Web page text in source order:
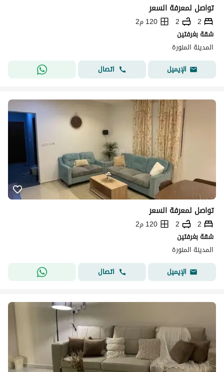
تواصل لمعرفة السعر
2
2
120 م2
شقة بغرفتين
المدينة المنورة
الإيميل
اتصال
تواصل لمعرفة السعر
2
2
120 م2
شقة بغرفتين
المدينة المنورة
الإيميل
اتصال